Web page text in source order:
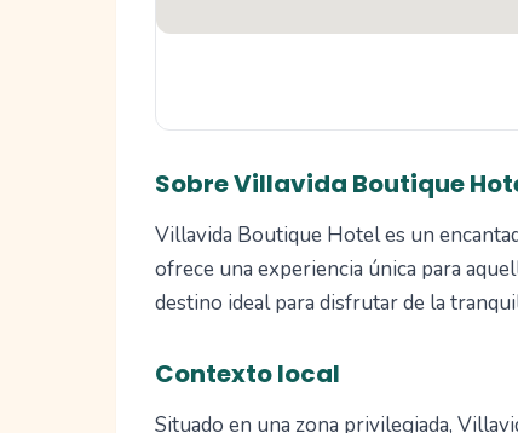
Sobre Villavida Boutique
Villavida Boutique Hotel es un
ofrece una experiencia única para
destino ideal para disfrutar de la
Contexto local
Situado en una zona privilegiada,